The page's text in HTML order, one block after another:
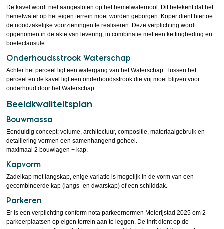
De kavel wordt niet aangesloten op het hemelwaterriool. Dit betekent dat het
hemelwater op het eigen terrein moet worden geborgen. Koper dient hiertoe
de noodzakelijke voorzieningen te realiseren. Deze verplichting wordt
opgenomen in de akte van levering, in combinatie met een kettingbeding en
boeteclausule.
Onderhoudsstrook Waterschap
Achter het perceel ligt een watergang van het Waterschap. Tussen het
perceel en de kavel ligt een onderhoudsstrook die vrij moet blijven voor
onderhoud door het Waterschap.
Beeldkwaliteitsplan
Bouwmassa
Eenduidig concept: volume, architectuur, compositie, materiaalgebruik en
detaillering vormen een samenhangend geheel.
maximaal 2 bouwlagen + kap.
Kapvorm
Zadelkap met langskap, enige variatie is mogelijk in de vorm van een
gecombineerde kap (langs- en dwarskap) of een schilddak.
Parkeren
Er is een verplichting conform nota parkeernormen Meierijstad 2025 om 2
parkeerplaatsen op eigen terrein aan te leggen. De inrit dient op de